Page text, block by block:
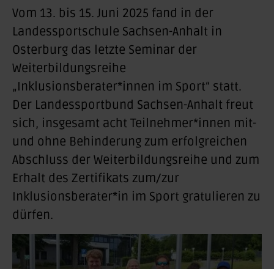
Vom 13. bis 15. Juni 2025 fand in der
Landessportschule Sachsen-Anhalt in
Osterburg das letzte Seminar der
Weiterbildungsreihe
„Inklusionsberater*innen im Sport“ statt.
Der Landessportbund Sachsen-Anhalt freut
sich, insgesamt acht Teilnehmer*innen mit-
und ohne Behinderung zum erfolgreichen
Abschluss der Weiterbildungsreihe und zum
Erhalt des Zertifikats zum/zur
Inklusionsberater*in im Sport gratulieren zu
dürfen.